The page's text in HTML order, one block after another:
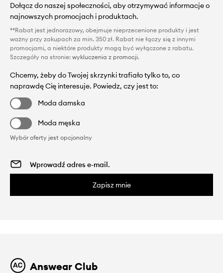
Dołącz do naszej społeczności, aby otrzymywać informacje o
najnowszych promocjach i produktach.
**Rabat jest jednorazowy, obejmuje nieprzecenione produkty i jest
ważny przy zakupach za min. 350 zł. Rabat nie łączy się z innymi
promocjami, a niektóre produkty mogą być wyłączone z rabatu.
Szczegóły na stronie: wykluczenia z promocji.
Chcemy, żeby do Twojej skrzynki trafiało tylko to, co
naprawdę Cię interesuje. Powiedz, czy jest to:
Moda damska
Moda męska
Wybór oferty jest opcjonalny
Zapisz mnie
Answear Club